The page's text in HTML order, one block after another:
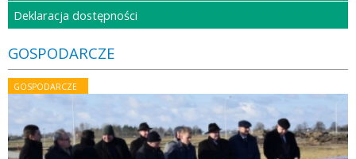
Deklaracja dostępności
GOSPODARCZE
GOSPODARCZE